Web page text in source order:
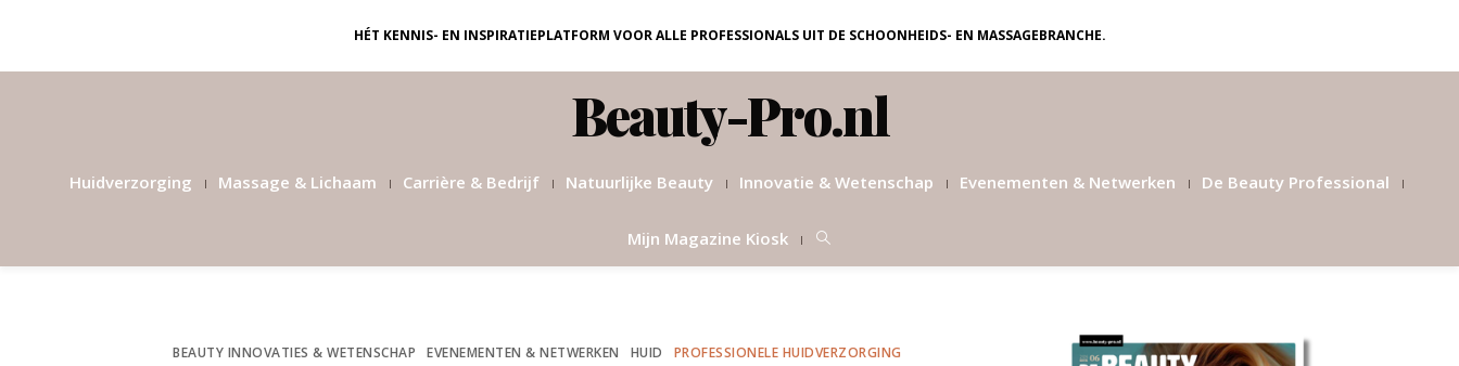
HÉT KENNIS- EN INSPIRATIEPLATFORM VOOR ALLE PROFESSIONALS UIT DE SCHOONHEIDS- EN MASSAGEBRANCHE.
Beauty-Pro.nl
Huidverzorging Massage & Lichaam Carrière & Bedrijf Natuurlijke Beauty Innovatie & Wetenschap Evenementen & Netwerken De Beauty Professional
Mijn Magazine Kiosk
BEAUTY INNOVATIES & WETENSCHAP EVENEMENTEN & NETWERKEN HUID PROFESSIONELE HUIDVERZORGING